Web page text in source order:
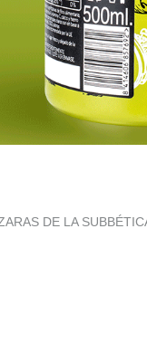
DE LA